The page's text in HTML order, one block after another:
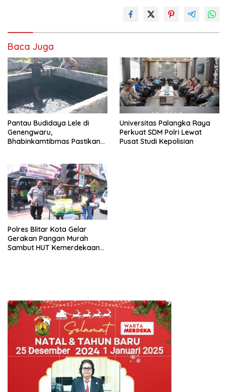
Baca Juga
Pantau Budidaya Lele di
Genengwaru,
Bhabinkamtibmas Pastikan
Universitas Palangka Raya
Perkuat SDM Polri Lewat
Pusat Studi Kepolisian
Polres Blitar Kota Gelar
Gerakan Pangan Murah
Sambut HUT Kemerdekaan